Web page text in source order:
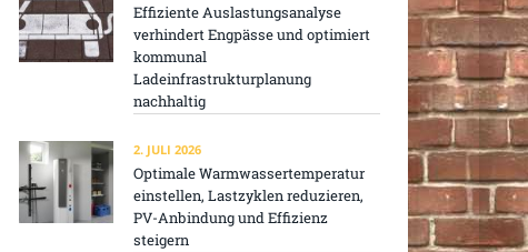
Effiziente Auslastungsanalyse
verhindert Engpässe und optimiert
kommunal
Ladeinfrastrukturplanung
nachhaltig
2. JULI 2026
Optimale Warmwassertemperatur
einstellen, Lastzyklen reduzieren,
PV-Anbindung und Effizienz
steigern